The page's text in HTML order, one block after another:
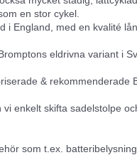
en stor cykel.
i England, med en kvalité
eldrivna variant i
& rekommenderade
vi enkelt skifta sadelstolpe
som t.ex.